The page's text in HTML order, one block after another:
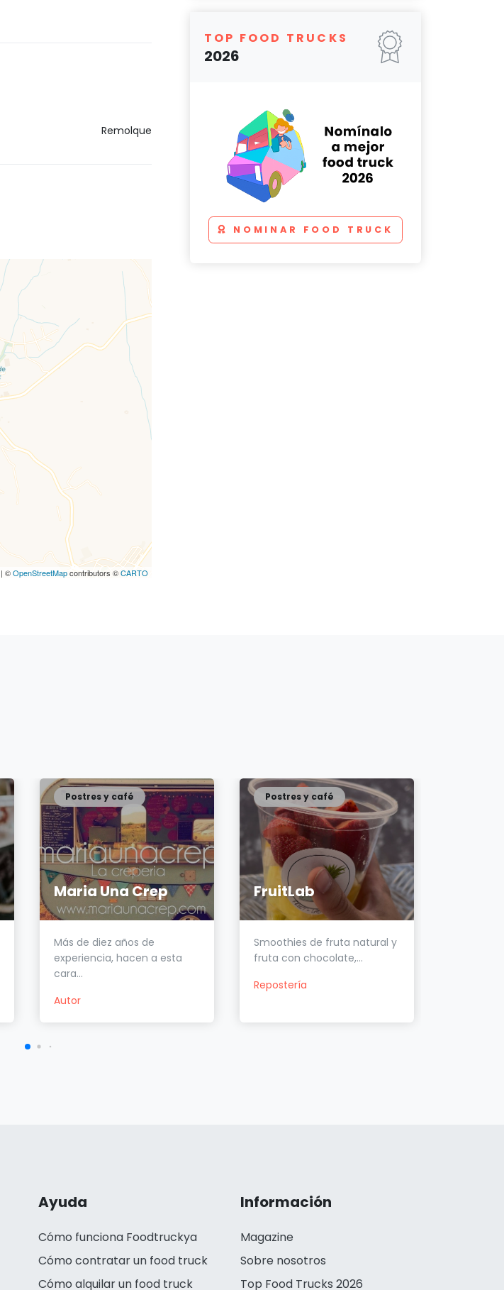
Remolque
| ©OpenStreetMapcontributors ©CARTO
TOP FOOD TRUCKS
2026
NOMINAR FOOD TRUCK
Maria Una Crep
Postres y café
Más de diez años de
experiencia, hacen a esta
cara...
Autor
FruitLab
Postres y café
Smoothies de fruta natural y
fruta con chocolate,...
Repostería
Ayuda
Cómo funciona Foodtruckya
Cómo contratar un food truck
Cómo alquilar un food truck
Información
Magazine
Sobre nosotros
Top Food Trucks 2026